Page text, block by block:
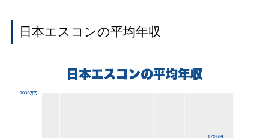
日本エスコンの平均年収